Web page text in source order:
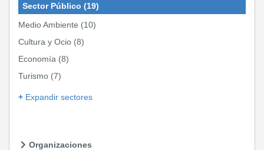
Sector Público (19)
Medio Ambiente (10)
Cultura y Ocio (8)
Economía (8)
Turismo (7)
Expandir sectores
Organizaciones